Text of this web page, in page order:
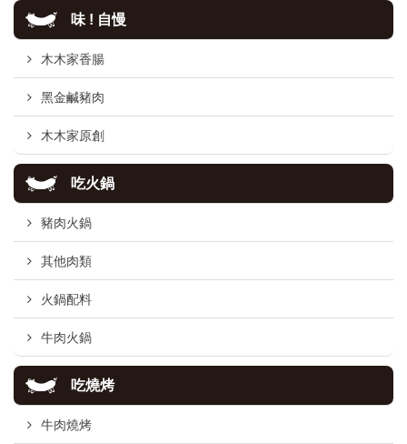
味 ! 自慢
木木家香腸
黑金鹹豬肉
木木家原創
吃火鍋
豬肉火鍋
其他肉類
火鍋配料
牛肉火鍋
吃燒烤
牛肉燒烤